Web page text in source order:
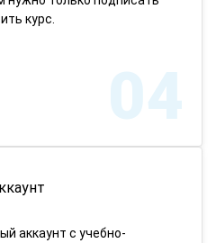
курс.
04
аккаунт с учебно-